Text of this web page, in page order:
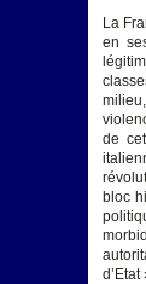
La
en
de
bloc